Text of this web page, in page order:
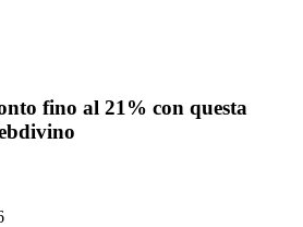
fino al 21% con questa